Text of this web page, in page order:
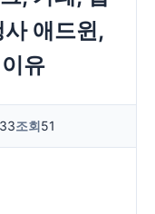
애드윈,
유
조회51